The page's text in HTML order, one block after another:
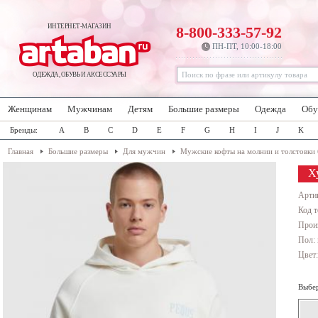
ИНТЕРНЕТ-МАГАЗИН
ОДЕЖДА, ОБУВЬ И АКСЕССУАРЫ
8-800-333-57-92
ПН-ПТ, 10:00-18:00
Женщинам Мужчинам Детям Большие размеры Одежда
Бренды: A B C D E F G H I J K
Главная Большие размеры Для мужчин Мужские кофты на молнии и толстовки
Код
Пол: